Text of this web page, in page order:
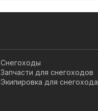
Снегоходы
Запчасти для снегоходов
Экипировка для снегохода